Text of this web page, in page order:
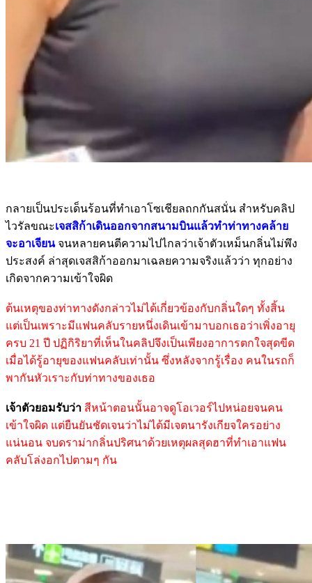
กลายเป็นประเด็นร้อนที่ทำเอาโซเชียลถกกันสนั่น สำหรับคลิป
ไวรัลขณะเจสสิก้าเดินออกจากสนามบินแล้วทำท่าทางคล้าย
จะอาเจียน จนหลายคนตีความไปไกลว่าเจ้าตัวเหม็นกลิ่นไม่พึง
ประสงค์ ล่าสุดเจสสิก้าออกมาเฉลยความจริงแล้วว่า ทุกอย่าง
เกิดจากความเข้าใจผิด
ต้นเหตุของท่าทางดังกล่าวไม่ได้เกี่ยวข้องกับกลิ่นใดๆ ทั้งสิ้น
แต่เป็นเพราะมีแฟนคลับรายหนึ่งเดินเข้ามาบอกเธอว่าเพิ่งอายุ
ครบ 21 ปี ปฏิกิริยาที่เห็นในคลิปจึงเป็นเพียงอาการตกใจสุดขีด
เมื่อได้รู้อายุของแฟนคลับเท่านั้น ซึ่งหลังจากรู้เรื่อง คนในรถก็
พากันหัวเราะกับท่าทางของเธอ
เจ้าตัวยอมรับว่า สีหน้าตอนนั้นอาจดูโอเวอร์ไปหน่อยจนคน
เข้าใจผิด แต่ยืนยันชัดเจนว่าไม่ได้มีเจตนารังเกียจใครอย่าง
แน่นอน จบดราม่ากลิ่นปริศนาด้วยเหตุผลสุดฮาที่ทำเอาแฟน
คลับโล่งอกไปตามๆ กัน